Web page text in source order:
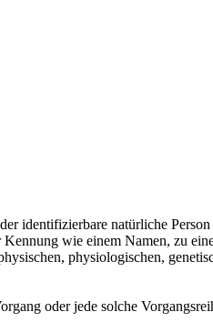
identifizierbare natürliche
wie einem Namen, zu
physiologischen,
oder jede solche